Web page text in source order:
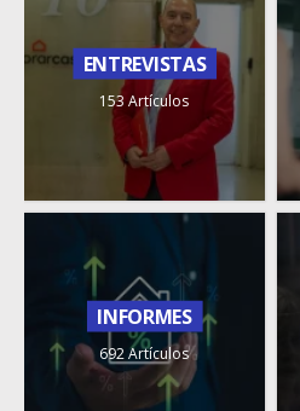
ENTREVISTAS
153 Artículos
INFORMES
692 Artículos